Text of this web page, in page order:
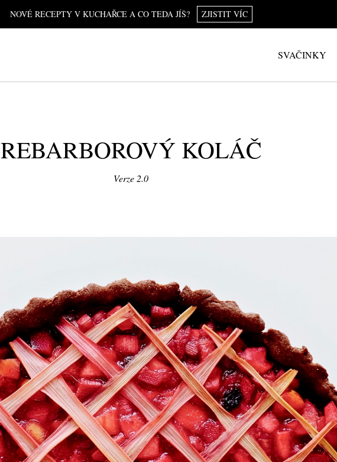
NOVÉ RECEPTY V KUCHAŘCE A CO TEDA JÍŠ? ZJISTIT VÍC
SVAČINKY
REBARBOROVÝ KOLÁČ
Verze 2.0